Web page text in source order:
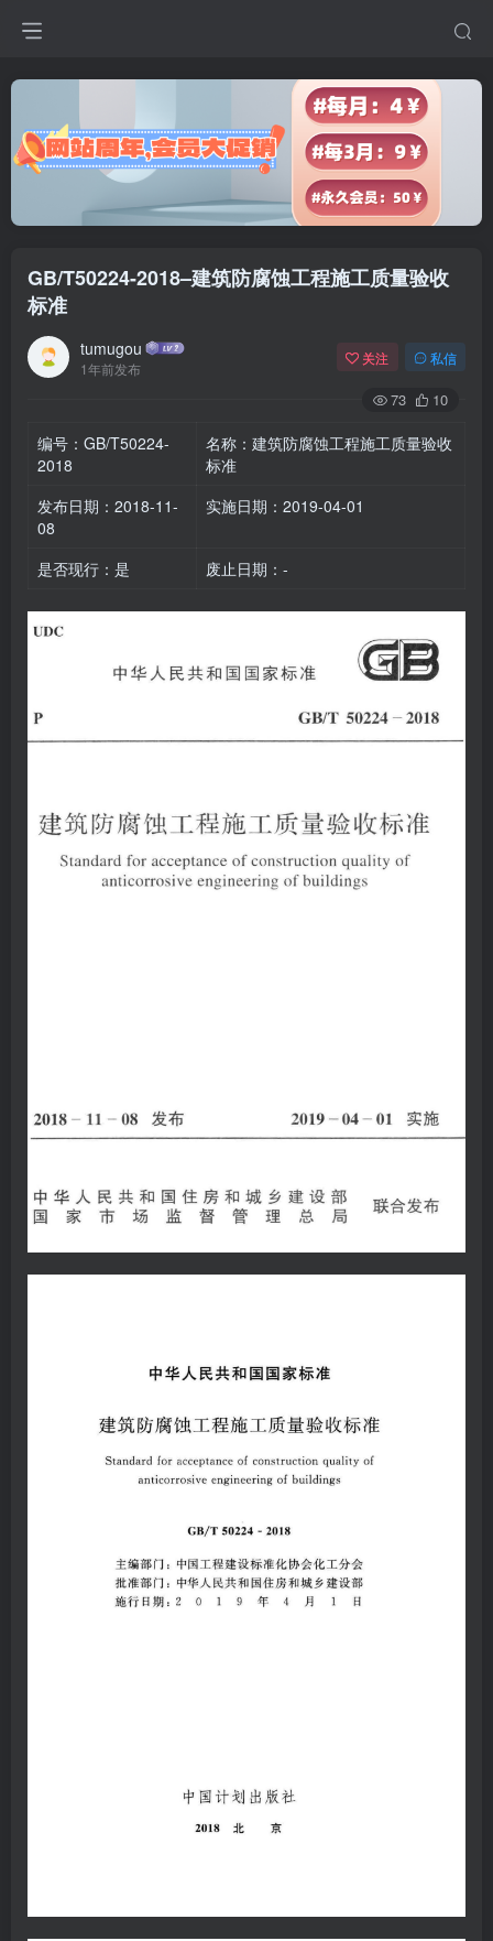
GB/T50224-2018–建筑防腐蚀工程施工质量验收
标准
tumugou
1年前发布
关注 私信
73 10
编号：GB/T50224-
2018
名称：建筑防腐蚀工程施工质量验收
标准
发布日期：2018-11-
08
实施日期：2019-04-01
是否现行：是 废止日期：-